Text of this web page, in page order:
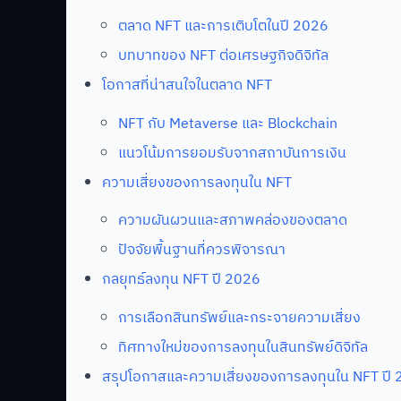
ตลาด NFT และการเติบโตในปี 2026
บทบาทของ NFT ต่อเศรษฐกิจดิจิทัล
โอกาสที่น่าสนใจในตลาด NFT
NFT กับ Metaverse และ Blockchain
แนวโน้มการยอมรับจากสถาบันการเงิน
ความเสี่ยงของการลงทุนใน NFT
ความผันผวนและสภาพคล่องของตลาด
ปัจจัยพื้นฐานที่ควรพิจารณา
กลยุทธ์ลงทุน NFT ปี 2026
การเลือกสินทรัพย์และกระจายความเสี่ยง
ทิศทางใหม่ของการลงทุนในสินทรัพย์ดิจิทัล
สรุปโอกาสและความเสี่ยงของการลงทุนใน NFT ปี